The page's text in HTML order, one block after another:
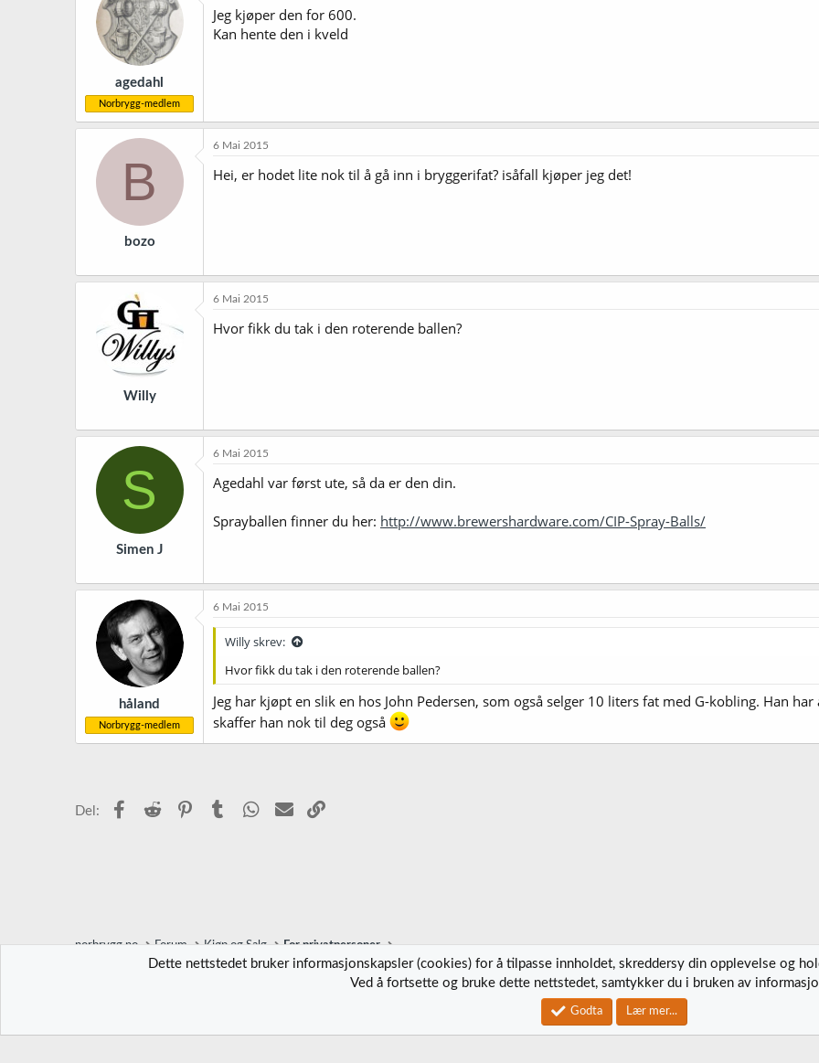
agedahl
Norbrygg-medlem
Jeg kjøper den for 600.
Kan hente den i kveld
B
bozo
6 Mai 2015
Hei, er hodet lite nok til å gå inn i bryggerifat? isåfall kjøper jeg det!
Willy
6 Mai 2015
Hvor fikk du tak i den roterende ballen?
S
Simen J
6 Mai 2015
Agedahl var først ute, så da er den din.
Sprayballen finner du her: http://www.brewershardware.com/CIP-Spray-Balls/
håland
Norbrygg-medlem
6 Mai 2015
Willy skrev:
Hvor fikk du tak i den roterende ballen?
Jeg har kjøpt en slik en hos John Pedersen, som også selger 10 liters fat med G-kobling. Han
skaffer han nok til deg også
Del: Facebook
Reddit PinterestTumblr WhatsApp
E-post
norbrygg.no Forum Kjøp og Salg For privatpersoner
Community platform by XenForo ®
Dette nettstedet bruker informasjonskapsler (cookies) for å tilpasse innholdet, skreddersy din opplevelse og
Ved å fortsette og bruke dette nettstedet, samtykker du i bruken av
Godta Lær mer...